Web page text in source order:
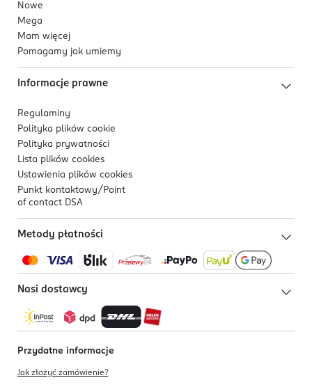
Nowe
Mega
Mam więcej
Pomagamy jak umiemy
Informacje prawne
Regulaminy
Polityka plików cookie
Polityka prywatności
Lista plików cookies
Ustawienia plików cookies
Punkt kontaktowy/ Point
of contact DSA
Metody płatności
Nasi dostawcy
Przydatne informacje
Jak złożyć zamówienie?